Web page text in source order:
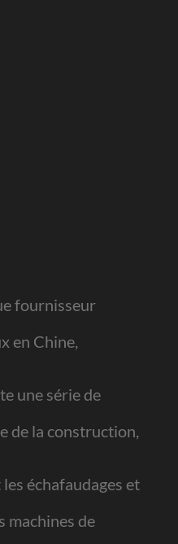
fournisseur
en Chine,
une série de
de la construction,
échafaudages et
machines de